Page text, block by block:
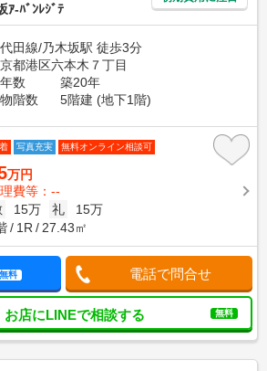
ｱ-ﾊﾞﾝﾚｼﾞﾃ
田線/乃木坂駅 徒歩3分
都港区六本木７丁目
数
築20年
階数
5階建 (地下1階)
写真充実 無料オンライン相談可
万円
費等：--
15万 礼
15万
1R 27.43㎡
無料 電話で問合せ
お店にLINEで相談する 無料